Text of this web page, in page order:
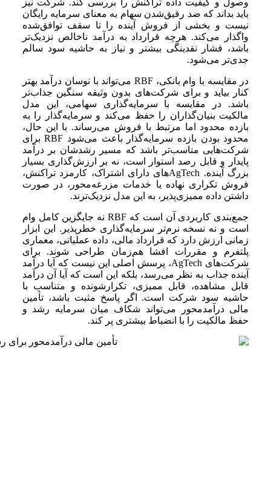
وصول و کیفیت داده تراکنش را بررسی کند. شرکت نیز
باید بداند که ضد رقیق‌شدن سهام به معنای سرمایه رایگان
نیست و بخشی از فروش آینده را تا سقف توافق‌شده
واگذار می‌کند. هرچه قرارداد به درآمد ناخالص نزدیک‌تر
باشد، فشار نقدینگی بیشتر و نیاز به حاشیه سود سالم
جدی‌تر می‌شود.
در مقایسه با وام بانکی، RBF می‌تواند با نوسان درآمد بهتر
کنار بیاید و برای شرکت‌های بدون وثیقه سنگین جذاب‌تر
باشد. در مقایسه با سرمایه‌گذاری سهامی، این مدل
مالکیت بنیان‌گذاران را حفظ می‌کند و سرمایه‌گذار را به
بازده محدود اما مرتبط با فروش می‌رساند. با این حال،
محدود بودن بازده سرمایه‌گذار باعث می‌شود RBF برای
شرکت‌هایی مناسب‌تر باشد که مسیر رشدشان بر درآمد
پایدار و قابل رصد استوار است، نه بر ارزش‌گذاری بسیار
بزرگ آینده. AgTechهای دارای اشتراک، کارمزد تراکنش،
فروش تکراری نهاده یا خدمات مزرعه‌محور، در صورت
داشتن داده ممیزی‌پذیر، به این مدل نزدیک‌ترند.
جمع‌بندی کاربردی آن است که RBF نه جایگزین کامل وام
است و نه نسخه نرم‌تر سرمایه‌گذاری خطرپذیر. این ابزار
زمانی ارزش دارد که قرارداد مالی، داده عملیاتی، معماری
پلتفرم و مقررات افشا هم‌زمان طراحی شوند. برای
شرکت‌های AgTech، پرسش اصلی این نیست که آیا درآمد
آینده جذاب به نظر می‌رسد، بلکه این است که آیا آن درآمد
قابل مشاهده، قابل ممیزی، تکرارشونده و متناسب با
حاشیه سود شرکت است. اگر پاسخ مثبت باشد، تأمین
مالی درآمدمحور می‌تواند شکاف میان سرمایه رشد و
حفظ مالکیت را با انضباط بیشتری پر کند.